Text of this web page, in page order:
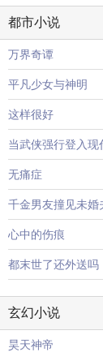
都市小说
万界奇谭
平凡少女与神明
这样很好
当武侠强行登入现
无痛症
千金男友撞见未婚
心中的伤痕
都末世了还外送吗
玄幻小说
昊天神帝